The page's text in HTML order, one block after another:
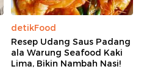
detikFood
Resep Udang Saus Padang
ala Warung Seafood Kaki
Lima, Bikin Nambah Nasi!